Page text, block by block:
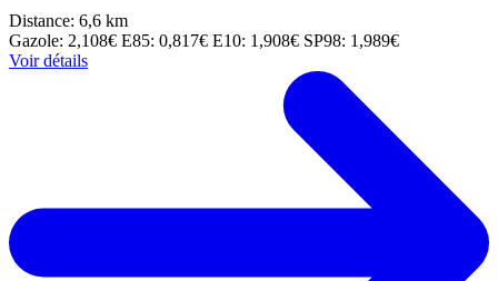
Distance: 6,6 km
Gazole: 2,108€ E85: 0,817€ E10: 1,908€ SP98: 1,989€
Voir détails